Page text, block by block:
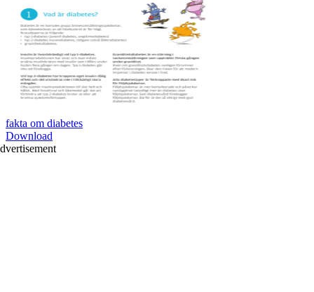
fakta om diabetes
Download